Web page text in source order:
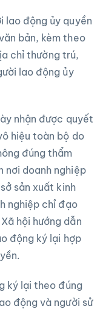
lao động ủy quyền
bản, kèm theo
chỉ thường trú,
lao động ủy
nhận được quyết
hiệu toàn bộ do
đúng thẩm
nơi doanh nghiệp
sản xuất kinh
nghiệp chỉ đạo
hội hướng dẫn
động ký lại hợp
ký lại theo đúng
động và người sử